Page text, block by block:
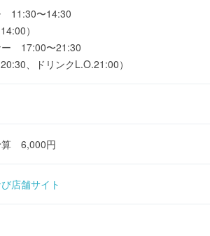
11:30〜14:30
）
ー 17:00〜21:30
、ドリンクL.O.21:00）
算 6,000円
店舗サイト